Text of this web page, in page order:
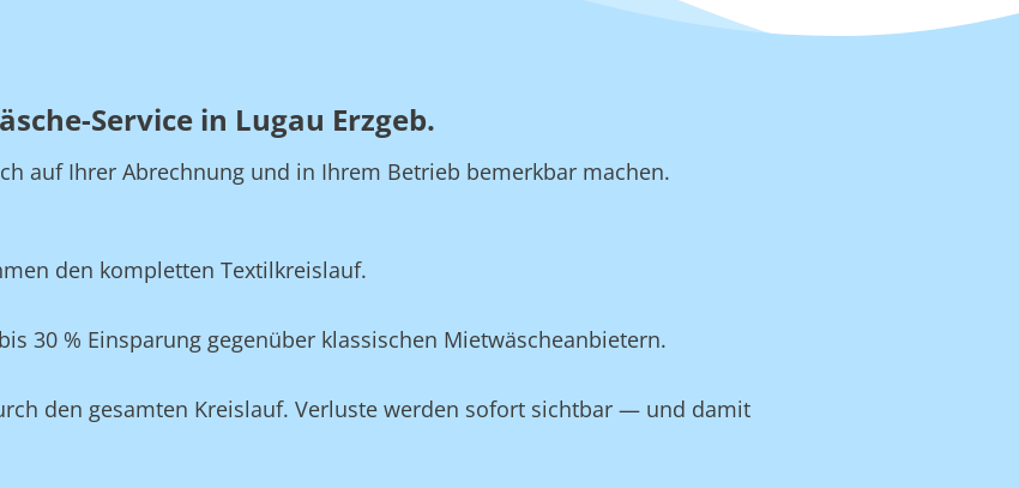
Service in Lugau Erzgeb.
auf Ihrer Abrechnung und in Ihrem Betrieb bemerkbar machen.
den kompletten Textilkreislauf.
30 % Einsparung gegenüber klassischen Mietwäscheanbietern.
den gesamten Kreislauf. Verluste werden sofort sichtbar — und damit